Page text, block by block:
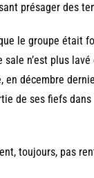
présager des
le groupe était
n’est plus
décembre
de ses fiefs
toujours, pas